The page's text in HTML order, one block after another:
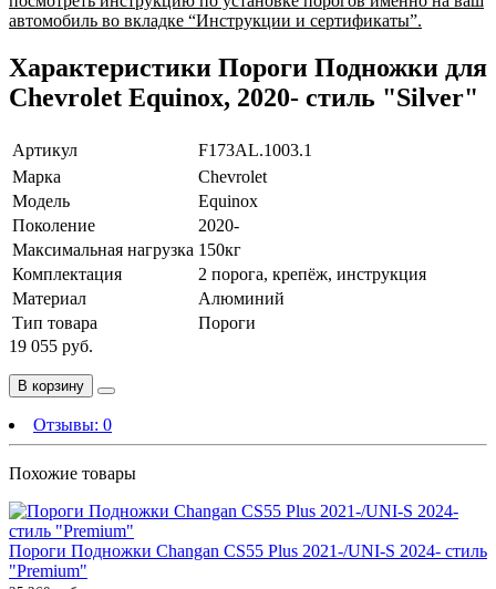
автомобиль во вкладке “Инструкции и сертификаты”.
Характеристики Пороги Подножки для
Chevrolet Equinox, 2020- стиль "Silver"
Артикул
F173AL.1003.1
Марка
Chevrolet
Модель
Equinox
Поколение
2020-
Максимальная нагрузка 150кг
Комплектация
2 порога, крепёж, инструкция
Материал
Алюминий
Тип товара
Пороги
19 055 руб.
В корзину
Отзывы: 0
Похожие товары
Пороги Подножки Changan CS55 Plus 2021-/UNI-S 2024- стиль
"Premium"